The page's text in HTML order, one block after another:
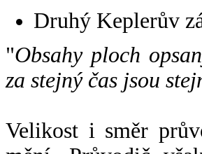
Druhý Keplerův
"Obsahy ploch
za stejný čas jsou
Velikost i směr